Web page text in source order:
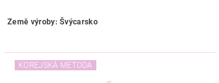
Země výroby: Švýcarsko
KOREJSKÁ METODA